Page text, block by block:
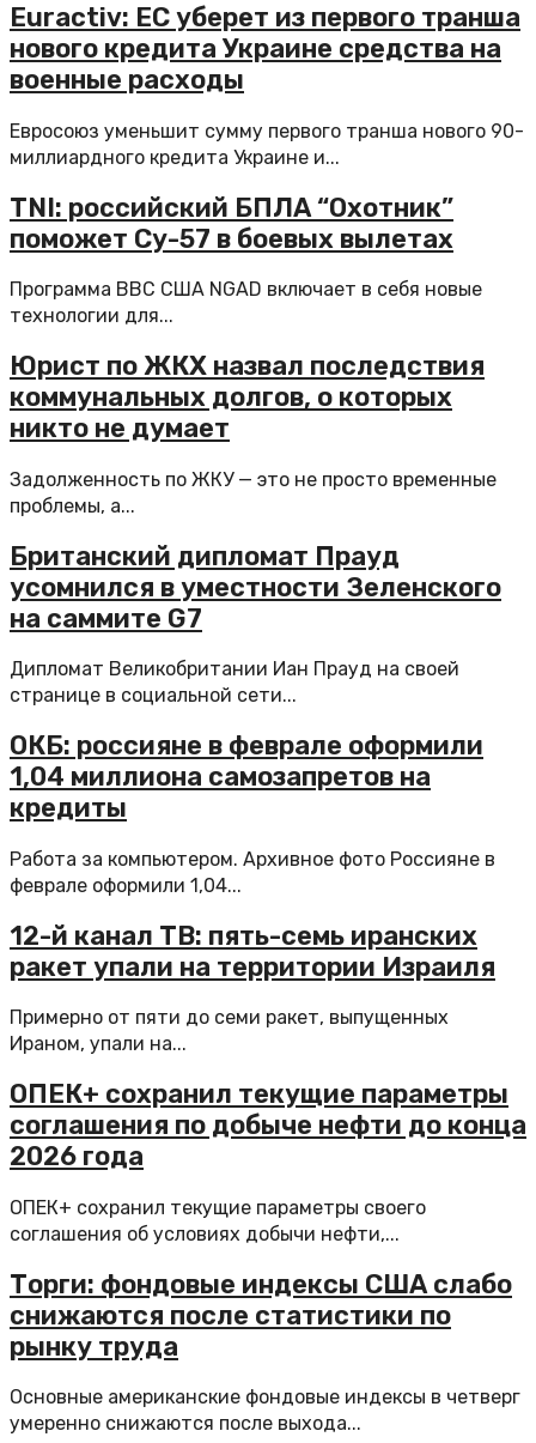
Euractiv: ЕС уберет из первого транша
нового кредита Украине средства на
военные расходы
Евросоюз уменьшит сумму первого транша нового 90-
миллиардного кредита Украине и...
TNI: российский БПЛА “Охотник”
поможет Су-57 в боевых вылетах
Программа ВВС США NGAD включает в себя новые
технологии для...
Юрист по ЖКХ назвал последствия
коммунальных долгов, о которых
никто не думает
Задолженность по ЖКУ — это не просто временные
проблемы, а...
Британский дипломат Прауд
усомнился в уместности Зеленского
на саммите G7
Дипломат Великобритании Иан Прауд на своей
странице в социальной сети...
ОКБ: россияне в феврале оформили
1,04 миллиона самозапретов на
кредиты
Работа за компьютером. Архивное фото Россияне в
феврале оформили 1,04...
12-й канал ТВ: пять-семь иранских
ракет упали на территории Израиля
Примерно от пяти до семи ракет, выпущенных
Ираном, упали на...
ОПЕК+ сохранил текущие параметры
соглашения по добыче нефти до конца
2026 года
ОПЕК+ сохранил текущие параметры своего
соглашения об условиях добычи нефти,...
Торги: фондовые индексы США слабо
снижаются после статистики по
рынку труда
Основные американские фондовые индексы в четверг
умеренно снижаются после выхода...